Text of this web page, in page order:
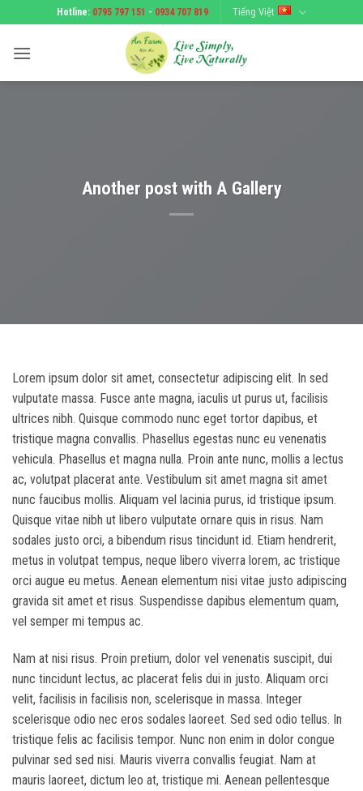
qua
Hotline: 0795 797 151 - 0934 707 819 Tiếng Việt
Another post with A Gallery
Lorem ipsum dolor sit amet, consectetur adipiscing elit. In sed
vulputate massa. Fusce ante magna, iaculis ut purus ut, facilisis
ultrices nibh. Quisque commodo nunc eget tortor dapibus, et
tristique magna convallis. Phasellus egestas nunc eu venenatis
vehicula. Phasellus et magna nulla. Proin ante nunc, mollis a lectus
ac, volutpat placerat ante. Vestibulum sit amet magna sit amet
nunc faucibus mollis. Aliquam vel lacinia purus, id tristique ipsum.
Quisque vitae nibh ut libero vulputate ornare quis in risus. Nam
sodales justo orci, a bibendum risus tincidunt id. Etiam hendrerit,
metus in volutpat tempus, neque libero viverra lorem, ac tristique
orci augue eu metus. Aenean elementum nisi vitae justo adipiscing
gravida sit amet et risus. Suspendisse dapibus elementum quam,
vel semper mi tempus ac.
Nam at nisi risus. Proin pretium, dolor vel venenatis suscipit, dui
nunc tincidunt lectus, ac placerat felis dui in justo. Aliquam orci
velit, facilisis in facilisis non, scelerisque in massa. Integer
scelerisque odio nec eros sodales laoreet. Sed sed odio tellus. In
tristique felis ac facilisis tempor. Nunc non enim in dolor congue
pulvinar sed sed nisi. Mauris viverra convallis feugiat. Nam at
mauris laoreet, dictum leo at, tristique mi. Aenean pellentesque